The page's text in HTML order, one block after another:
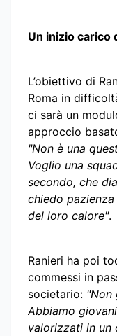
Un inizio carico
L’obiettivo di
Roma in
ci sarà un
approccio
"Non è una
Voglio una
secondo, che
chiedo
del loro calore".
Ranieri ha poi
commessi in
societario: "Non
Abbiamo
valorizzati in un